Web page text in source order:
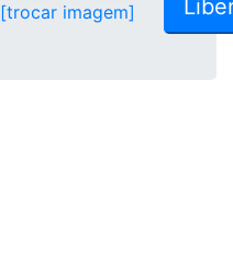
[trocar imagem]